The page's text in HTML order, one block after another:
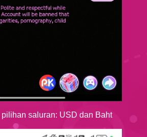
pilihan saluran: USD dan Baht